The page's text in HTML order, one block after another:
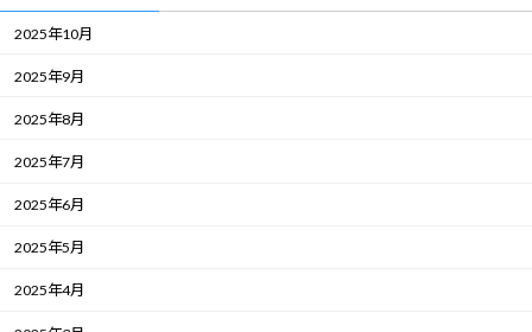
2025年10月
2025年9月
2025年8月
2025年7月
2025年6月
2025年5月
2025年4月